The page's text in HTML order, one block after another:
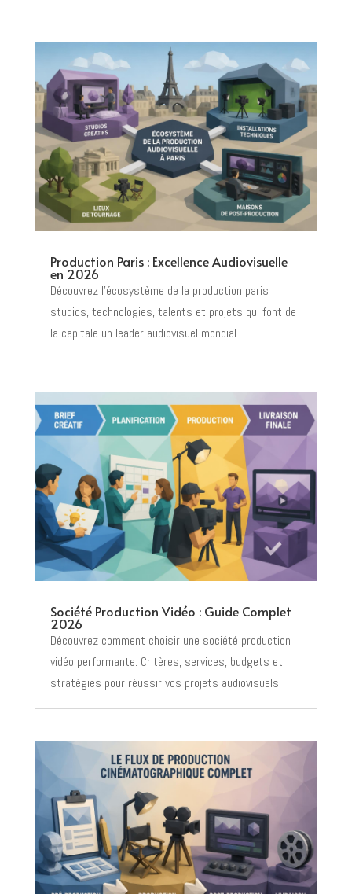
Production Paris : Excellence Audiovisuelle
en 2026
Découvrez l’écosystème de la production paris :
studios, technologies, talents et projets qui font de
la capitale un leader audiovisuel mondial.
Société Production Vidéo : Guide Complet
2026
Découvrez comment choisir une société production
vidéo performante. Critères, services, budgets et
stratégies pour réussir vos projets audiovisuels.